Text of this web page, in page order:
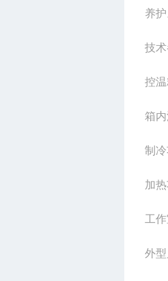
养
技
控
箱
制
加
工
外